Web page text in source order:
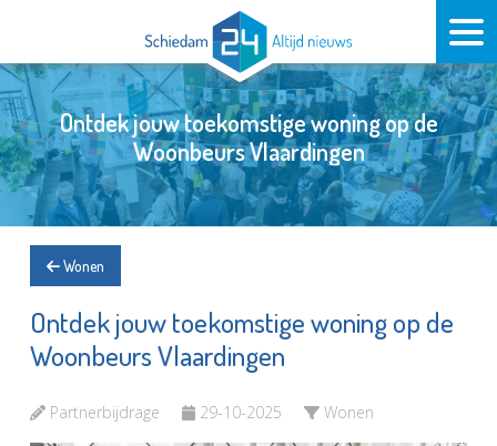
Ontdek jouw toekomstige woning op de
Woonbeurs Vlaardingen
Wonen
Ontdek jouw toekomstige woning op de
Woonbeurs Vlaardingen
Partnerbijdrage 29-10-2025 Wonen